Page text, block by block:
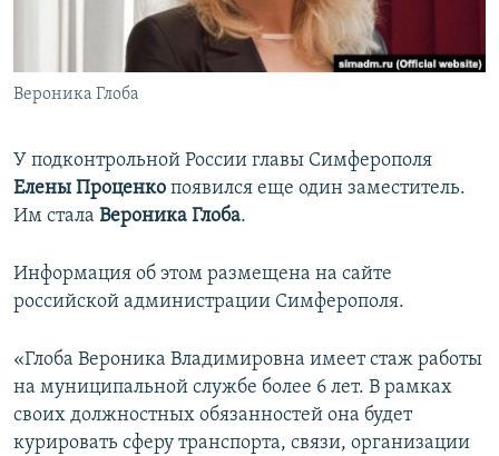
ПОБЕДИТЕЛЕЙ НЕ СУДЯТ?
КРЫМ.НЕПОКОРЕННЫЙ
ELIFBE
ПРИСОЕДИНЯЙТЕСЬ!
Все сайты RFE/RL
Вероника Глоба
У подконтрольной России главы Симферополя
Елены Проценко появился еще один заместитель.
Им стала Вероника Глоба.
Информация об этом размещена на сайте
российской администрации Симферополя.
«Глоба Вероника Владимировна имеет стаж работы
на муниципальной службе более 6 лет. В рамках
своих должностных обязанностей она будет
курировать сферу транспорта, связи, организации